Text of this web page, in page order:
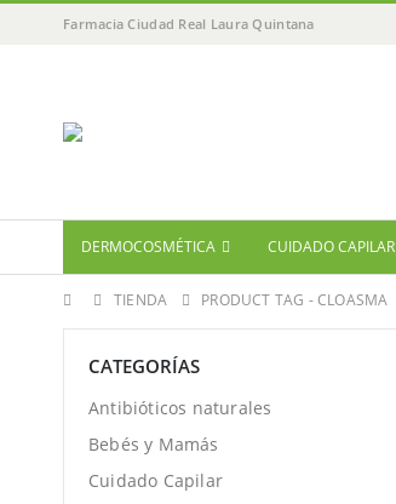
Farmacia Ciudad Real Laura Quintana
DERMOCOSMÉTICA CUIDADO CAPILAR
TIENDA PRODUCT TAG -CLOASMA
CATEGORÍAS
Antibióticos naturales
Bebés y Mamás
Cuidado Capilar